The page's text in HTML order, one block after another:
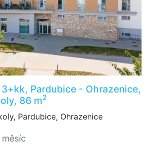
Pardubice - Ohrazenice,
86 m2
Pardubice, Ohrazenice
měsíc